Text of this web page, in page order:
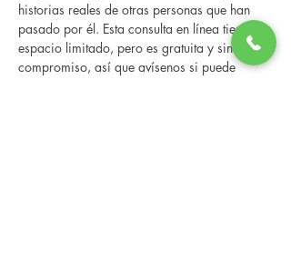
historias reales de otras personas que han
pasado por él. Esta consulta en línea tiene un
espacio limitado, pero es gratuita y sin
compromiso, así que avísenos si puede